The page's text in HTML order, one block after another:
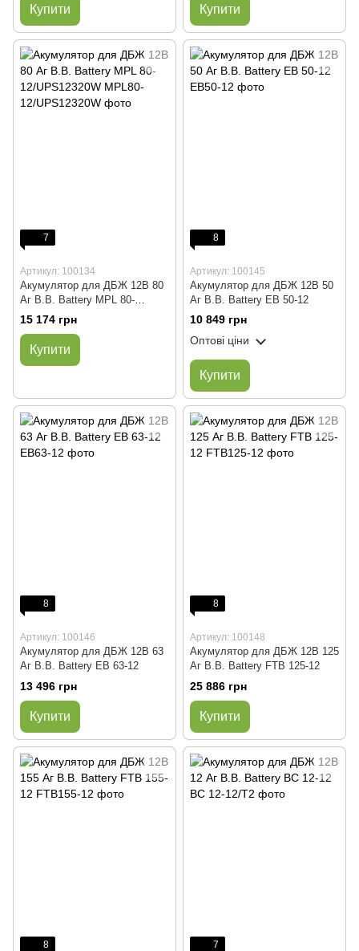
Купити Купити
7
Артикул: 100134
Акумулятор для ДБЖ 12В 80
Аг B.B. Battery MPL 80-
12/UPS12320W
15 174 грн
Купити
8
Артикул: 100145
Акумулятор для ДБЖ 12В 50
Аг B.B. Battery EB 50-12
10 849 грн
Оптові ціни
Купити
8
Артикул: 100146
Акумулятор для ДБЖ 12В 63
Аг B.B. Battery EB 63-12
13 496 грн
Купити
8
Артикул: 100148
Акумулятор для ДБЖ 12В 125
Аг B.B. Battery FTB 125-12
25 886 грн
Купити
8 7